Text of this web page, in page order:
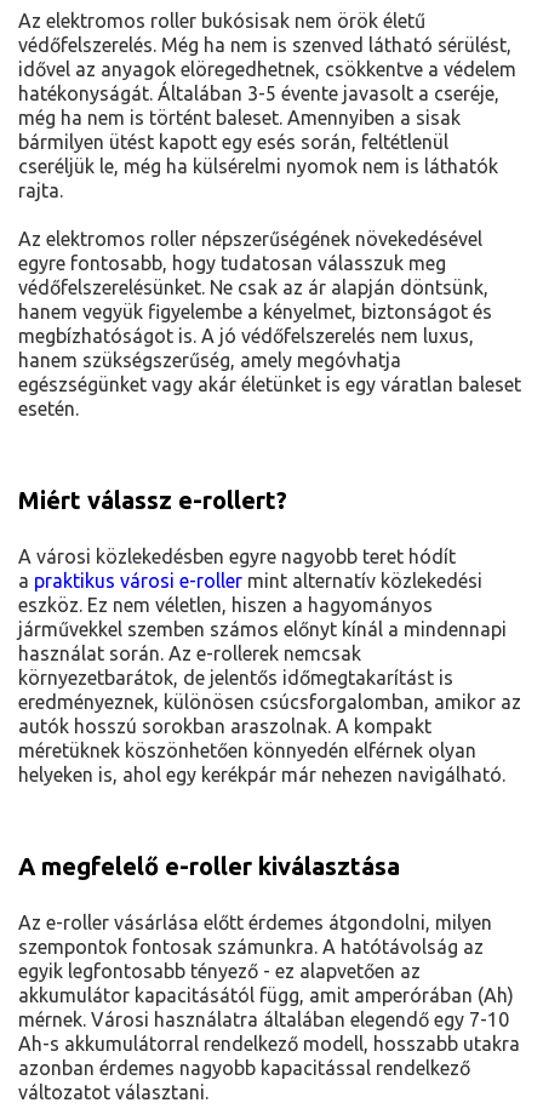
Az elektromos roller bukósisak nem örök életű
védőfelszerelés. Még ha nem is szenved látható sérülést,
idővel az anyagok elöregedhetnek, csökkentve a védelem
hatékonyságát. Általában 3-5 évente javasolt a cseréje,
még ha nem is történt baleset. Amennyiben a sisak
bármilyen ütést kapott egy esés során, feltétlenül
cseréljük le, még ha külsérelmi nyomok nem is láthatók
rajta.
Az elektromos roller népszerűségének növekedésével
egyre fontosabb, hogy tudatosan válasszuk meg
védőfelszerelésünket. Ne csak az ár alapján döntsünk,
hanem vegyük figyelembe a kényelmet, biztonságot és
megbízhatóságot is. A jó védőfelszerelés nem luxus,
hanem szükségszerűség, amely megóvhatja
egészségünket vagy akár életünket is egy váratlan baleset
esetén.
Miért válassz e-rollert?
A városi közlekedésben egyre nagyobb teret hódít
a praktikus városi e-roller mint alternatív közlekedési
eszköz. Ez nem véletlen, hiszen a hagyományos
járművekkel szemben számos előnyt kínál a mindennapi
használat során. Az e-rollerek nemcsak
környezetbarátok, de jelentős időmegtakarítást is
eredményeznek, különösen csúcsforgalomban, amikor az
autók hosszú sorokban araszolnak. A kompakt
méretüknek köszönhetően könnyedén elférnek olyan
helyeken is, ahol egy kerékpár már nehezen navigálható.
A megfelelő e-roller kiválasztása
Az e-roller vásárlása előtt érdemes átgondolni, milyen
szempontok fontosak számunkra. A hatótávolság az
egyik legfontosabb tényező - ez alapvetően az
akkumulátor kapacitásától függ, amit amperórában (Ah)
mérnek. Városi használatra általában elegendő egy 7-10
Ah-s akkumulátorral rendelkező modell, hosszabb utakra
azonban érdemes nagyobb kapacitással rendelkező
változatot választani.